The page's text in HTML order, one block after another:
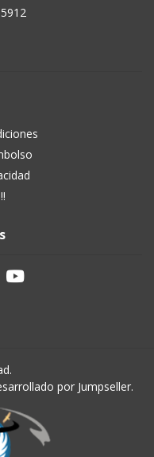
por Jumpseller.